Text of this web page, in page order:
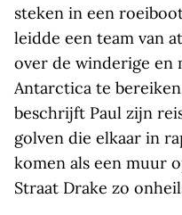
steken in een
leidde een team van
over de winderige en
Antarctica te bereiken.
beschrijft Paul zijn
golven die elkaar in
komen als een muur
Straat Drake zo